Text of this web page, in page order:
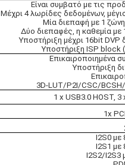
Είναι συμβατό με τις
Μέχρι 4 λωρίδες δεδομένων,
Μία διεπαφή με 1
Δύο διεπαφές, η καθεμία με
Υποστήριξη μέχρι 16bit
Υποστήριξη ISP block
Επικαιροποιημένα
Υποστήριξη
3D-LUT/P2I/CSC/
1 x USB3.0 HOST, 3
1x
I2S0 με
I2S1 με
I2S2/I2S3